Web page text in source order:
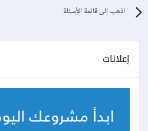
اذهب إلى قائمة الأسئلة
إعلانات